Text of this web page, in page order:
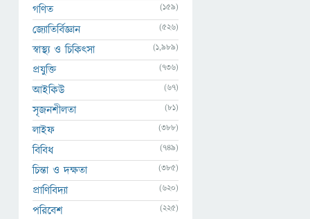
গণিত (159)
জ্যোতির্বিজ্ঞান (526)
স্বাস্থ্য ও চিকিৎসা (1,989)
প্রযুক্তি (736)
আইকিউ (67)
সৃজনশীলতা (81)
লাইফ (388)
বিবিধ (749)
চিন্তা ও দক্ষতা (385)
প্রাণিবিদ্যা (620)
পরিবেশ (225)